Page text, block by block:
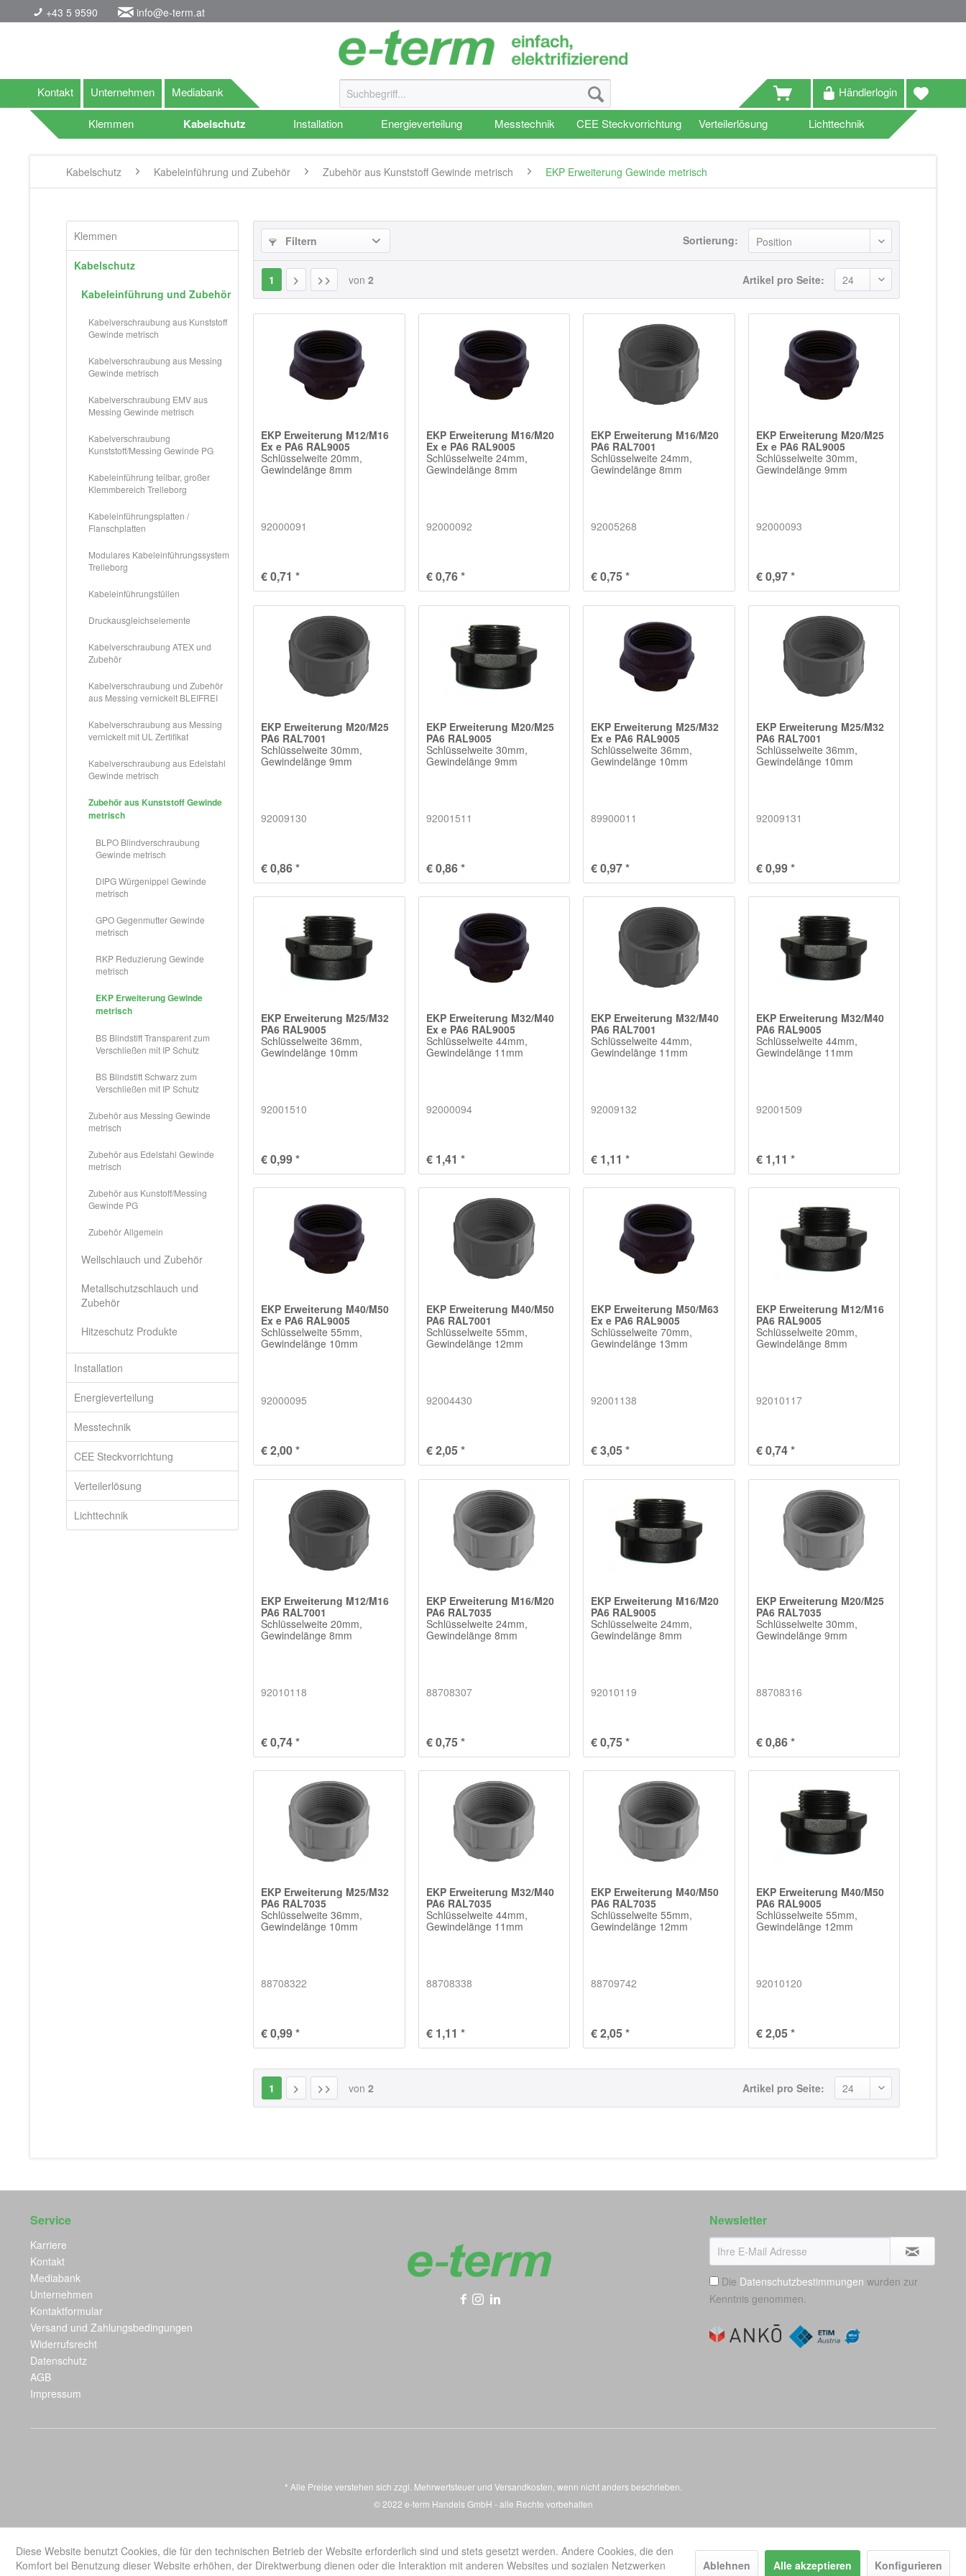
+43 5 9590 info@e-term.at
Kontakt Unternehmen Mediabank Händlerlogin
Klemmen Kabelschutz Installation Energieverteilung Messtechnik CEE Steckvorrichtung Verteilerlösung Lichttechnik
Kabelschutz Kabeleinführung und Zubehör Zubehör aus Kunststoff Gewinde metrisch EKP Erweiterung Gewinde metrisch
Klemmen
Kabelschutz
Kabeleinführung und Zubehör
Kabelverschraubung aus Kunststoff
Gewinde metrisch
Kabelverschraubung aus Messing
Gewinde metrisch
Kabelverschraubung EMV aus
Messing Gewinde metrisch
Kabelverschraubung
Kunststoff/Messing Gewinde PG
Kabeleinführung teilbar, großer
Klemmbereich Trelleborg
Kabeleinführungsplatten /
Flanschplatten
Modulares Kabeleinführungssystem
Trelleborg
Kabeleinführungstüllen
Druckausgleichselemente
Kabelverschraubung ATEX und
Zubehör
Kabelverschraubung und Zubehör
aus Messing vernickelt BLEIFREI
Kabelverschraubung aus Messing
vernickelt mit UL Zertifikat
Kabelverschraubung aus Edelstahl
Gewinde metrisch
Zubehör aus Kunststoff Gewinde
metrisch
BLPO Blindverschraubung
Gewinde metrisch
DIPG Würgenippel Gewinde
metrisch
GPO Gegenmutter Gewinde
metrisch
RKP Reduzierung Gewinde
metrisch
EKP Erweiterung Gewinde
metrisch
BS Blindstift Transparent zum
Verschließen mit IP Schutz
BS Blindstift Schwarz zum
Verschließen mit IP Schutz
Zubehör aus Messing Gewinde
metrisch
Zubehör aus Edelstahl Gewinde
metrisch
Zubehör aus Kunstoff/Messing
Gewinde PG
Zubehör Allgemein
Wellschlauch und Zubehör
Metallschutzschlauch und
Zubehör
Hitzeschutz Produkte
Installation
Energieverteilung
Messtechnik
CEE Steckvorrichtung
Verteilerlösung
Lichttechnik
Filtern Sortierung:
1 von 2 Artikel pro Seite:
EKP Erweiterung M12/M16
Ex e PA6 RAL9005
Schlüsselweite 20mm,
Gewindelänge 8mm
92000091
€ 0,71 *
EKP Erweiterung M16/M20
Ex e PA6 RAL9005
Schlüsselweite 24mm,
Gewindelänge 8mm
92000092
€ 0,76 *
EKP Erweiterung M16/M20
PA6 RAL7001
Schlüsselweite 24mm,
Gewindelänge 8mm
92005268
€ 0,75 *
EKP Erweiterung M20/M25
Ex e PA6 RAL9005
Schlüsselweite 30mm,
Gewindelänge 9mm
92000093
€ 0,97 *
EKP Erweiterung M20/M25
PA6 RAL7001
Schlüsselweite 30mm,
Gewindelänge 9mm
92009130
€ 0,86 *
EKP Erweiterung M20/M25
PA6 RAL9005
Schlüsselweite 30mm,
Gewindelänge 9mm
92001511
€ 0,86 *
EKP Erweiterung M25/M32
Ex e PA6 RAL9005
Schlüsselweite 36mm,
Gewindelänge 10mm
89900011
€ 0,97 *
EKP Erweiterung M25/M32
PA6 RAL7001
Schlüsselweite 36mm,
Gewindelänge 10mm
92009131
€ 0,99 *
EKP Erweiterung M25/M32
PA6 RAL9005
Schlüsselweite 36mm,
Gewindelänge 10mm
92001510
€ 0,99 *
EKP Erweiterung M32/M40
Ex e PA6 RAL9005
Schlüsselweite 44mm,
Gewindelänge 11mm
92000094
€ 1,41 *
EKP Erweiterung M32/M40
PA6 RAL7001
Schlüsselweite 44mm,
Gewindelänge 11mm
92009132
€ 1,11 *
EKP Erweiterung M32/M40
PA6 RAL9005
Schlüsselweite 44mm,
Gewindelänge 11mm
92001509
€ 1,11 *
EKP Erweiterung M40/M50
Ex e PA6 RAL9005
Schlüsselweite 55mm,
Gewindelänge 10mm
92000095
€ 2,00 *
EKP Erweiterung M40/M50
PA6 RAL7001
Schlüsselweite 55mm,
Gewindelänge 12mm
92004430
€ 2,05 *
EKP Erweiterung M50/M63
Ex e PA6 RAL9005
Schlüsselweite 70mm,
Gewindelänge 13mm
92001138
€ 3,05 *
EKP Erweiterung M12/M16
PA6 RAL9005
Schlüsselweite 20mm,
Gewindelänge 8mm
92010117
€ 0,74 *
EKP Erweiterung M12/M16
PA6 RAL7001
Schlüsselweite 20mm,
Gewindelänge 8mm
92010118
€ 0,74 *
EKP Erweiterung M16/M20
PA6 RAL7035
Schlüsselweite 24mm,
Gewindelänge 8mm
88708307
€ 0,75 *
EKP Erweiterung M16/M20
PA6 RAL9005
Schlüsselweite 24mm,
Gewindelänge 8mm
92010119
€ 0,75 *
EKP Erweiterung M20/M25
PA6 RAL7035
Schlüsselweite 30mm,
Gewindelänge 9mm
88708316
€ 0,86 *
EKP Erweiterung M25/M32
PA6 RAL7035
Schlüsselweite 36mm,
Gewindelänge 10mm
88708322
€ 0,99 *
EKP Erweiterung M32/M40
PA6 RAL7035
Schlüsselweite 44mm,
Gewindelänge 11mm
88708338
€ 1,11 *
EKP Erweiterung M40/M50
PA6 RAL7035
Schlüsselweite 55mm,
Gewindelänge 12mm
88709742
€ 2,05 *
EKP Erweiterung M40/M50
PA6 RAL9005
Schlüsselweite 55mm,
Gewindelänge 12mm
92010120
€ 2,05 *
1 von 2 Artikel pro Seite:
Service
Karriere
Kontakt
Mediabank
Unternehmen
Kontaktformular
Versand und Zahlungsbedingungen
Widerrufsrecht
Datenschutz
AGB
Impressum
Newsletter
Die Datenschutzbestimmungen wurden zur
Kenntnis genommen.
* Alle Preise verstehen sich zzgl. Mehrwertsteuer und Versandkosten, wenn nicht anders beschrieben.
© 2022 e-term Handels GmbH - alle Rechte vorbehalten
Diese Website benutzt Cookies, die für den technischen Betrieb der Website erforderlich sind und stets gesetzt werden. Andere Cookies, die den
Komfort bei Benutzung dieser Website erhöhen, der Direktwerbung dienen oder die Interaktion mit anderen Websites und sozialen Netzwerken
Ablehnen Alle akzeptieren Konfigurieren